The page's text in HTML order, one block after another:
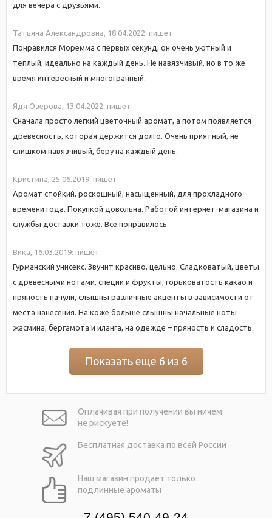
для вечера с друзьями.
Татьяна Александровна, 18.04.2022: пишет
Понравился Моремма с первых секунд, он очень уютный и
тёплый, идеально на каждый день. Не навязчивый, но в то же
время интересный и многогранный.
Ядя Озерова, 13.04.2022: пишет
Сначала просто легкий цветочный аромат, а потом появляется
древесность, которая держится долго. Очень приятный, не
слишком навязчивый, беру на каждый день.
Кристина, 25.06.2019: пишет
Аромат стойкий, роскошный, насыщенный, для прохладного
времени года. Покупкой довольна. Работой интернет-магазина и
службы доставки тоже. Все понравилось
Вика, 16.03.2019: пишет
Гурманский унисекс. Звучит красиво, цельно. Сладковатый, цветы
с древесными нотами, специи и фрукты, горьковатость какао и
пряность пачули, слышны различные акценты в зависимости от
места нанесения. На коже больше слышны начальные ноты
жасмина, бергамота и иланга, на одежде – пряность и сладость
Показать еще 6 из 6
Оплачивая при получении вы ничем
не рискуете!
Бесплатная доставка по всей России
Наш магазин продает только
подлинные ароматы